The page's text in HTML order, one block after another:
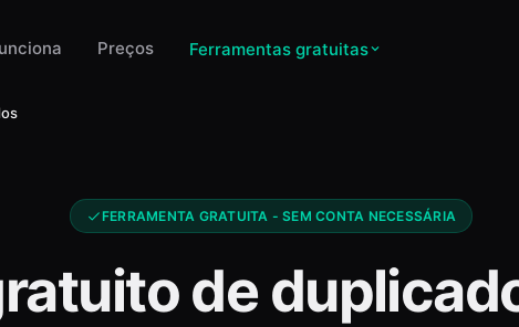
Preços Ferramentas gratuitas
FERRAMENTA GRATUITA - SEM CONTA NECESSÁRIA
de